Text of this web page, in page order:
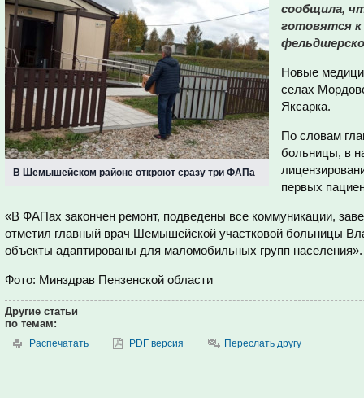
В Шемышейском районе откроют сразу три ФАПа
сообщила,
готовятся
Новые
селах
Яксарка.
По словам
больницы, в
первых
«В ФАПах закончен ремонт, подведены все коммуникации,
отметил главный врач Шемышейской участковой больницы
объекты адаптированы для маломобильных групп населения».
Фото: Минздрав Пензенской области
Другие статьи
по темам:
Распечатать PDF версия Переслать другу